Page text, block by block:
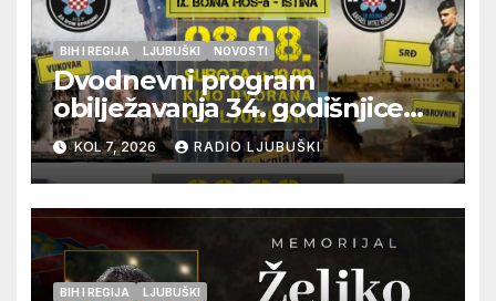
BIH I REGIJA LJUBUŠKI NOVOSTI
Dvodnevni program
obilježavanja 34. godišnjice
pogibije generala Blaža
Kraljevića i osmorice
pripadnika HOS-a
KOL 7, 2026 RADIO LJUBUŠKI
BIH I REGIJA LJUBUŠKI